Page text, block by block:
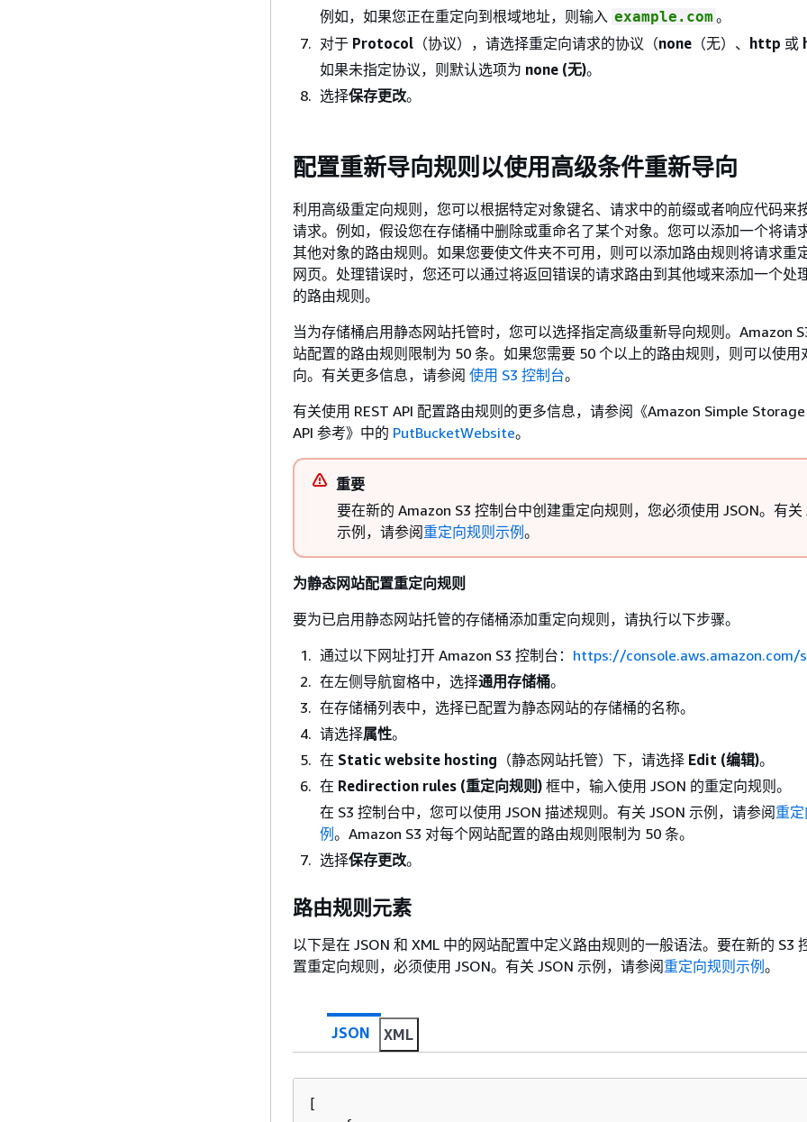
例如，如果您正在重定向到根域地址，则输入 example.com 。
对于 Protocol （协议），请选择重定向请求的协议（none （无）、 http 或
如果未指定协议，则默认选项为 none (无)。
选择保存更改。
配置重新导向规则以使用高级条件重新导向
利用高级重定向规则，您可以根据特定对象键名、请求中的前缀或者响应代码来
请求。例如，假设您在存储桶中删除或重命名了某个对象。您可以添加一个将请
其他对象的路由规则。如果您要使文件夹不可用，则可以添加路由规则将请求重
网页。处理错误时，您还可以通过将返回错误的请求路由到其他域来添加一个处
的路由规则。
当为存储桶启用静态网站托管时，您可以选择指定高级重新导向规则。Amazon
站配置的路由规则限制为 50 条。如果您需要 50 个以上的路由规则，则可以使用
向。有关更多信息，请参阅 使用 S3 控制台。
有关使用 REST API 配置路由规则的更多信息，请参阅《Amazon Simple
API 参考》 中的 PutBucketWebsite。
重要
要在新的 Amazon S3 控制台中创建重定向规则，您必须使用 JSON。有关
示例，请参阅重定向规则示例 。
为静态网站配置重定向规则
要为已启用静态网站托管的存储桶添加重定向规则，请执行以下步骤。
通过以下网址打开 Amazon S3 控制台： https://console.aws.amazon.com/
在左侧导航窗格中，选择通用存储桶。
在存储桶列表中，选择已配置为静态网站的存储桶的名称。
请选择属性。
在 Static website hosting （静态网站托管）下，请选择 Edit (编辑)。
在 Redirection rules (重定向规则) 框中，输入使用 JSON 的重定向规则。
在 S3 控制台中，您可以使用 JSON 描述规则。有关 JSON 示例，请参阅重
例 。Amazon S3 对每个网站配置的路由规则限制为 50 条。
选择保存更改。
路由规则元素
以下是在 JSON 和 XML 中的网站配置中定义路由规则的一般语法。要在新的 S3
置重定向规则，必须使用 JSON。有关 JSON 示例，请参阅重定向规则示例 。
JSON XML
[